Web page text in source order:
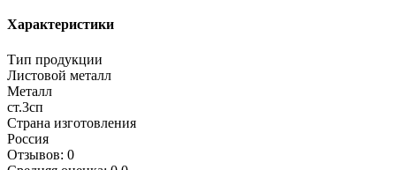
Характеристики
Тип продукции
Листовой металл
Металл
ст.3сп
Страна изготовления
Россия
Отзывов: 0